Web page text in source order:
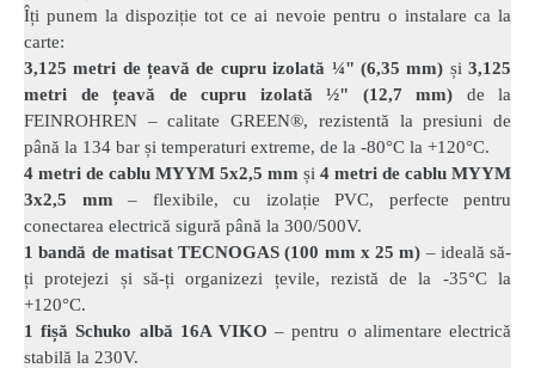
Îți punem la dispoziție tot ce ai nevoie pentru o instalare ca la
carte:
3,125 metri de țeavă de cupru izolată ¼" (6,35 mm) și3,125
metri de țeavă de cupru izolată ½" (12,7 mm) de la
FEINROHREN – calitate GREEN®, rezistentă la presiuni de
până la 134 bar și temperaturi extreme, de la -80°C la +120°C.
4 metri de cablu MYYM 5x2,5 mm și 4 metri de cablu MYYM
3x2,5 mm – flexibile, cu izolație PVC, perfecte pentru
conectarea electrică sigură până la 300/500V.
1 bandă de matisat TECNOGAS (100 mm x 25 m) – ideală să-
ți protejezi și să-ți organizezi țevile, rezistă de la -35°C la
+120°C.
1 fișă Schuko albă 16A VIKO – pentru o alimentare electrică
stabilă la 230V.